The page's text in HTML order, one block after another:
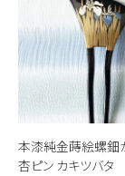
本漆純金蒔絵螺
杏ピン カキツバタ